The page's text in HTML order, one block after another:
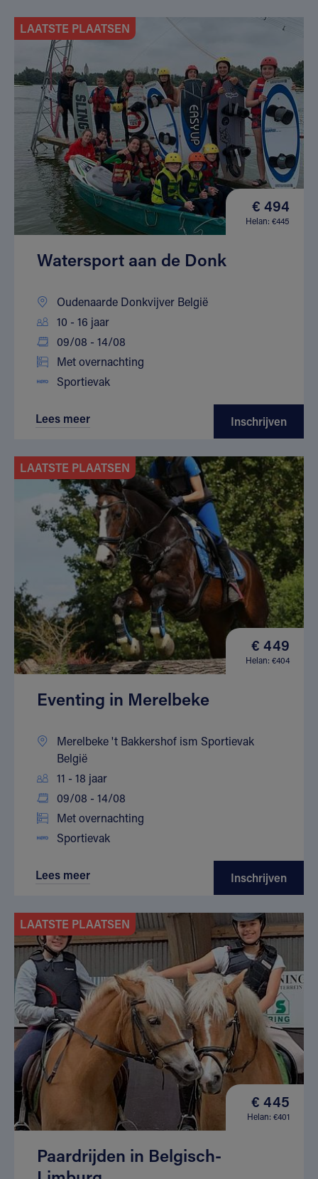
LAATSTE PLAATSEN
€ 494
Helan: €445
Watersport aan de Donk
Oudenaarde Donkvijver België
10 - 16 jaar
09/08 - 14/08
Met overnachting
Sportievak
Lees meer Inschrijven
LAATSTE PLAATSEN
€ 449
Helan: €404
Eventing in Merelbeke
Merelbeke 't Bakkershof ism Sportievak
België
11 - 18 jaar
09/08 - 14/08
Met overnachting
Sportievak
Lees meer Inschrijven
LAATSTE PLAATSEN
€ 445
Helan: €401
Paardrijden in Belgisch-